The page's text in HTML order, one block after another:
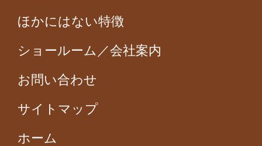
ほかにはない特徴
ショールーム／会社案内
お問い合わせ
サイトマップ
ホーム